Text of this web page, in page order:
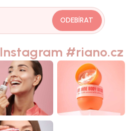
ODEBÍRAT
Instagram #riano.cz